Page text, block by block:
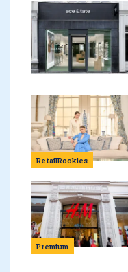
RetailRookies
Premium